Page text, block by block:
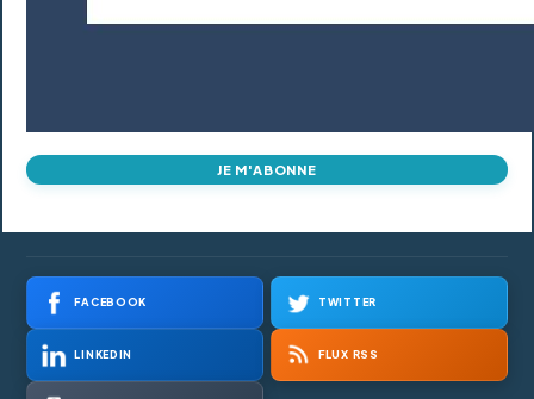
JE M'ABONNE
FACEBOOK TWITTER
LINKEDIN FLUX RSS